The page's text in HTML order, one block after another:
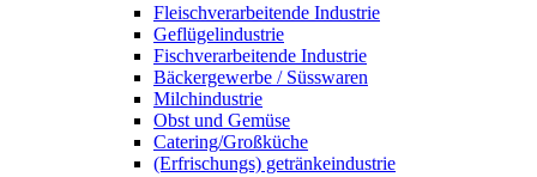
Fleischverarbeitende Industrie
Geflügelindustrie
Fischverarbeitende Industrie
Bäckergewerbe / Süsswaren
Milchindustrie
Obst und Gemüse
Catering/Großküche
(Erfrischungs) getränkeindustrie